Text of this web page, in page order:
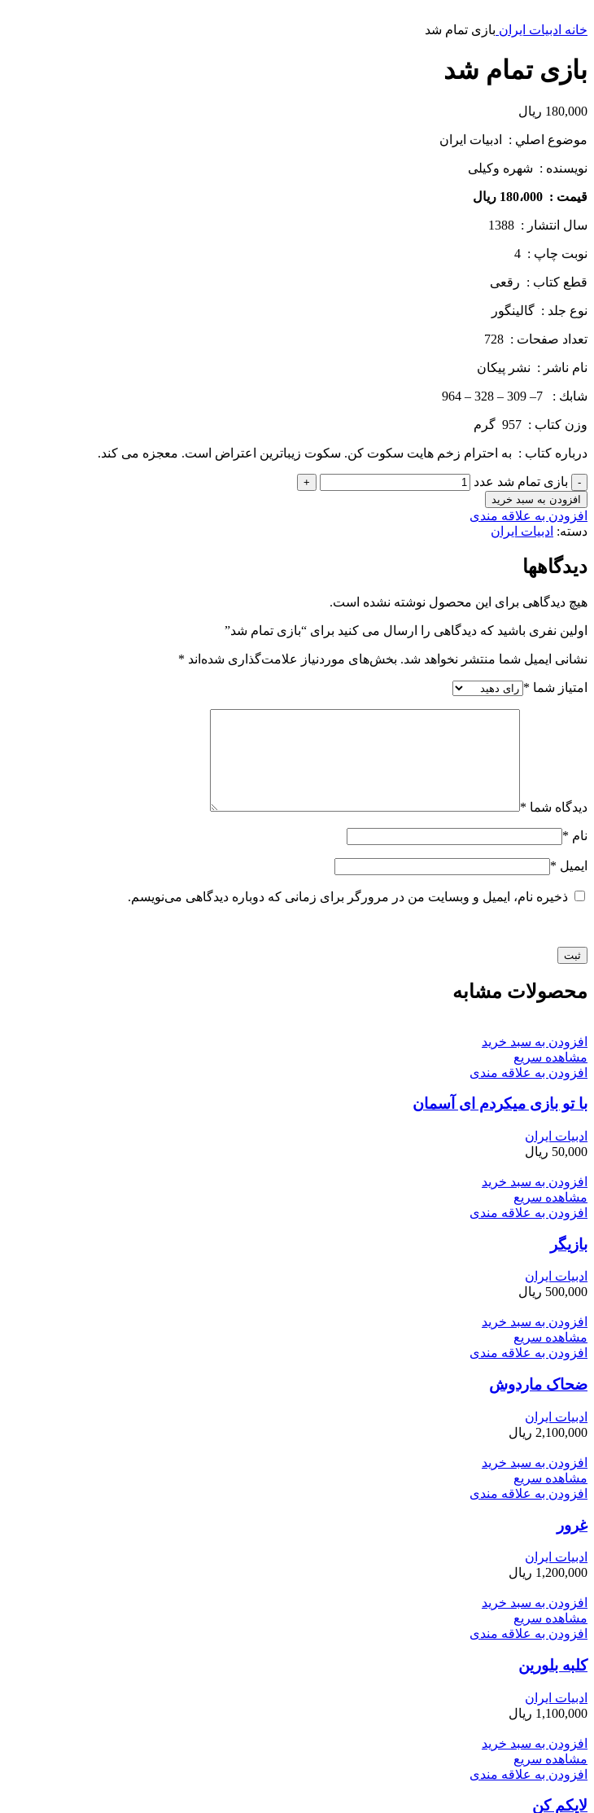
خانه ادبیات ایران بازی تمام شد
بازی تمام شد
180,000 ریال
موضوع اصلي : ادبیات ایران
نويسنده : شهره وکیلی
قيمت : 180،000 ريال
سال انتشار : 1388
نوبت چاپ : 4
قطع كتاب : رقعی
نوع جلد : گالینگور
تعداد صفحات : 728
نام ناشر : نشر پيكان
شابك : 7– 309 – 328 – 964
وزن كتاب : 957 گرم
درباره كتاب : به احترام زخم­ هایت سکوت کن. سکوت زیباترین اعتراض است. معجزه می­ کند.
بازی تمام شد عدد
افزودن به سبد خرید
افزودن به علاقه مندی
دسته: ادبیات ایران
دیدگاهها
هیچ دیدگاهی برای این محصول نوشته نشده است.
اولین نفری باشید که دیدگاهی را ارسال می کنید برای “بازی تمام شد”
نشانی ایمیل شما منتشر نخواهد شد. بخش‌های موردنیاز علامت‌گذاری شده‌اند *
امتیاز شما *
دیدگاه شما *
نام *
ایمیل *
ذخیره نام، ایمیل و وبسایت من در مرورگر برای زمانی که دوباره دیدگاهی می‌نویسم.
محصولات مشابه
افزودن به سبد خرید
مشاهده سریع
افزودن به علاقه مندی
با تو بازی می­کردم ای آسمان
ادبیات ایران
50,000 ریال
افزودن به سبد خرید
مشاهده سریع
افزودن به علاقه مندی
بازیگر
ادبیات ایران
500,000 ریال
افزودن به سبد خرید
مشاهده سریع
افزودن به علاقه مندی
ضحاک ماردوش
ادبیات ایران
2,100,000 ریال
افزودن به سبد خرید
مشاهده سریع
افزودن به علاقه مندی
غرور
ادبیات ایران
1,200,000 ریال
افزودن به سبد خرید
مشاهده سریع
افزودن به علاقه مندی
کلبه بلورین
ادبیات ایران
1,100,000 ریال
افزودن به سبد خرید
مشاهده سریع
افزودن به علاقه مندی
لایکم کن